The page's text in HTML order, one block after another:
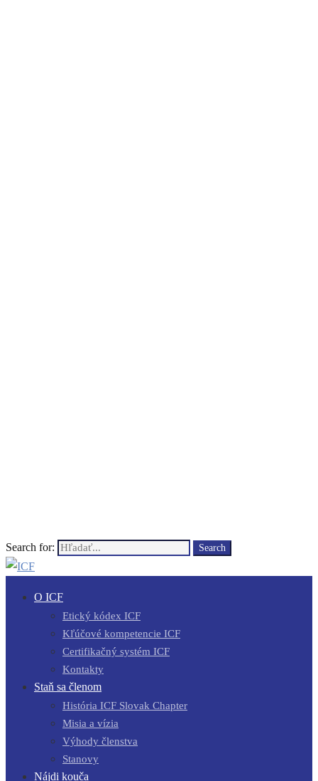
Search for: Search
O ICF
Etický kódex ICF
Kľúčové kompetencie ICF
Certifikačný systém ICF
Kontakty
Staň sa členom
História ICF Slovak Chapter
Misia a vízia
Výhody členstva
Stanovy
Nájdi kouča